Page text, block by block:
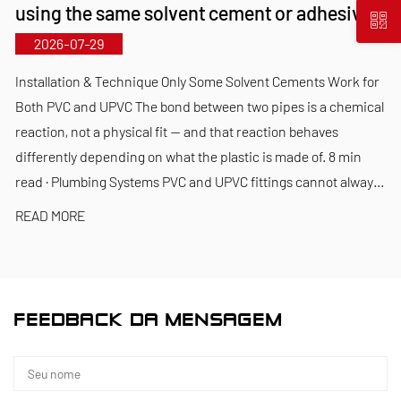
tecnologia, acompanhando o ritmo dos tempos”, a
Kaixin aloca quase 10 milhões de RMB anualmente
para P&D. Garantimos qualidade superior do
produto por meio de fabricação automatizada
padronizada e fornecimento rigoroso de matérias-
primas importadas. Alinhados com a nossa
estratégia de desenvolvimento internacional,
monitorizamos continuamente as tendências do
using the same solvent cement or adhesive?
2026-07-29
Installation & Technique Only Some Solvent Cements Work for
Both PVC and UPVC The bond between two pipes is a chemical
reaction, not a physical fit — and that reaction behaves
differently depending on what the plastic is made of. 8 min
read · Plumbing Systems PVC and UPVC fittings cannot alway...
READ MORE
FEEDBACK DA MENSAGEM